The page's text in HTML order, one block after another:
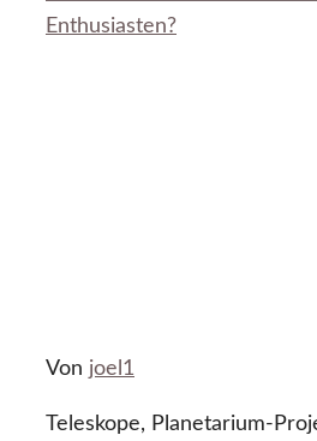
Enthusiasten?
Von joel1
Teleskope, Planetarium-